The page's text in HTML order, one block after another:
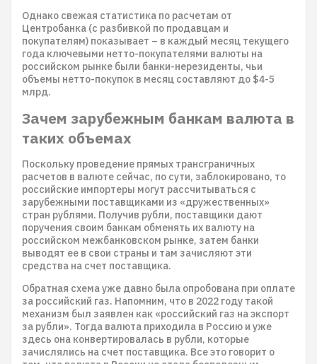
Однако свежая статистика по расчетам от
Центробанка (с разбивкой по продавцам и
покупателям) показывает – в каждый месяц текущего
года ключевыми нетто-покупателями валюты на
российском рынке были банки-нерезиденты, чьи
объемы нетто-покупок в месяц составляют до $4-5
млрд.
Зачем зарубежным банкам валюта в
таких объемах
Поскольку проведение прямых трансграничных
расчетов в валюте сейчас, по сути, заблокировано, то
российские импортеры могут рассчитываться с
зарубежными поставщиками из «дружественных»
стран рублями. Получив рубли, поставщики дают
поручения своим банкам обменять их валюту на
российском межбанковском рынке, затем банки
выводят ее в свои страны и там зачисляют эти
средства на счет поставщика.
Обратная схема уже давно была опробована при оплате
за российский газ. Напомним, что в 2022 году такой
механизм был заявлен как «российский газ на экспорт
за рубли». Тогда валюта приходила в Россию и уже
здесь она конвертировалась в рубли, которые
зачислялись на счет поставщика. Все это говорит о